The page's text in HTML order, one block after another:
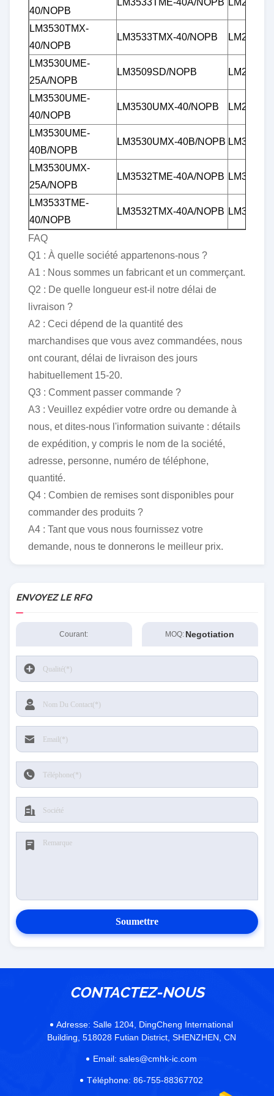
40/NOPB
LM3533TME-40A/NOPB
LM3530TMX-
40/NOPB
LM3533TMX-40/NOPB
LM3530UME-
25A/NOPB
LM3509SD/NOPB
LM3530UME-
40/NOPB
LM3530UMX-40/NOPB
LM3530UME-
40B/NOPB
LM3530UMX-40B/NOPB
LM3530UMX-
25A/NOPB
LM3532TME-40A/NOPB
LM3533TME-
40/NOPB
LM3532TMX-40A/NOPB
FAQ
Q1 : À quelle société appartenons-nous ?
A1 : Nous sommes un fabricant et un commerçant.
Q2 : De quelle longueur est-il notre délai de
livraison ?
A2 : Ceci dépend de la quantité des
marchandises que vous avez commandées, nous
ont courant, délai de livraison des jours
habituellement 15-20.
Q3 : Comment passer commande ?
A3 : Veuillez expédier votre ordre ou demande à
nous, et dites-nous l'information suivante : détails
de expédition, y compris le nom de la société,
adresse, personne, numéro de téléphone,
quantité.
Q4 : Combien de remises sont disponibles pour
commander des produits ?
A4 : Tant que vous nous fournissez votre
demande, nous te donnerons le meilleur prix.
ENVOYEZ LE RFQ
Courant: MOQ: Negotiation
Soumettre
CONTACTEZ-NOUS
Adresse: Salle 1204, DingCheng International
Building, 518028 Futian District, SHENZHEN, CN
Email: sales@cmhk-ic.com
Téléphone: 86-755-88367702